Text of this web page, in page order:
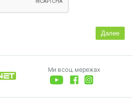
Далее
Ми в соц. мережах